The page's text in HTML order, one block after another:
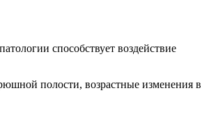
способствует воздействие
полости, возрастные изменения в